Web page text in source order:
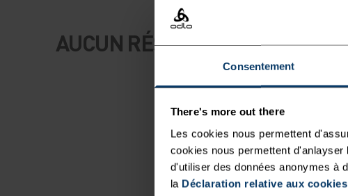
Consentement
There's more out there
Les cookies nous permettent
cookies nous permettent
d'utiliser des données anonymes à
la Déclaration relative aux cookies
AUCUN RÉSULTAT